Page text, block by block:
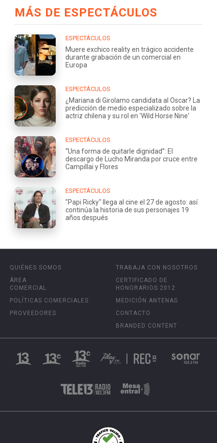
MÁS DE ESPECTÁCULOS
ESPECTÁCULOS
Muere exchico reality en trágico accidente
durante grabación de un comercial en
Europa
ESPECTÁCULOS
¿Mariana di Girolamo candidata al Oscar? La
predicción de medio especializado sobre la
actriz chilena y su rol en 'Wild Horse Nine'
ESPECTÁCULOS
“Una forma de quitarle dignidad”: El
descargo de Lucho Miranda por cruce entre
Campillai y Flores
ESPECTÁCULOS
"Papi Ricky" llega al cine el 27 de agosto: así
continúa la historia de sus personajes 19
años después
QUIÉNES SOMOS
ÁREA
COMERCIAL
POLÍTICAS COMERCIALES
PROVEEDORES
TRABAJA CON NOSOTROS
CERTIFICADO DE
HONORARIOS 2012
MEDICIÓN ANTENAS
CONTACTO
BRANDED CONTENT